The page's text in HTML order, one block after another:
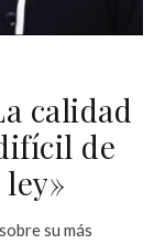
calidad
de
su más